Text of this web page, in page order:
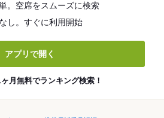
。空席をスムーズに検索
し。すぐに利用開始
アプリで開く
月無料でランキング検索！